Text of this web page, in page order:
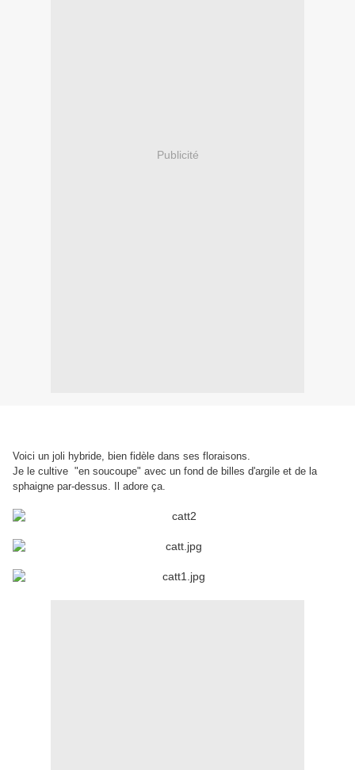
Publicité
Voici un joli hybride, bien fidèle dans ses floraisons.
Je le cultive "en soucoupe" avec un fond de billes d'argile et de la
sphaigne par-dessus. Il adore ça.